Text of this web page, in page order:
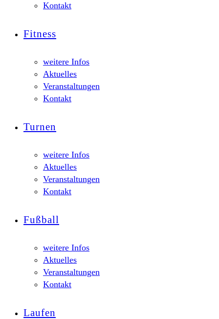
Kontakt
Fitness
weitere Infos
Aktuelles
Veranstaltungen
Kontakt
Turnen
weitere Infos
Aktuelles
Veranstaltungen
Kontakt
Fußball
weitere Infos
Aktuelles
Veranstaltungen
Kontakt
Laufen